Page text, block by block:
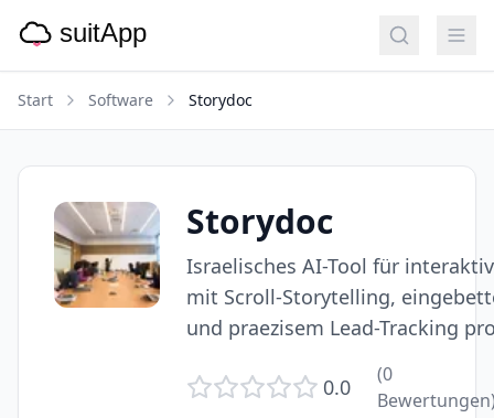
Start Software Storydoc
Storydoc
Israelisches AI-Tool für
mit Scroll-Storytelling,
und praezisem Lead-Tracking
0.0 (0